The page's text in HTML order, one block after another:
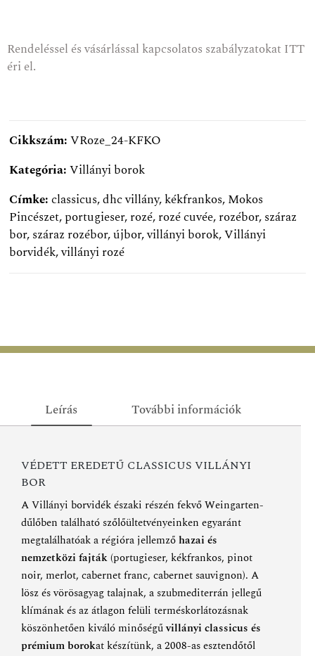
Rendeléssel és vásárlással kapcsolatos szabályzatokatITT
éri el.
Cikkszám:VRoze_24-KFKO
Kategória:Villányi borok
Címke:classicus,dhc villány,kékfrankos,Mokos
Pincészet,portugieser,rozé,rozé cuvée,rozébor,száraz
bor,száraz rozébor,újbor,villányi borok,Villányi
borvidék,villányi rozé
Leírás További információk
VÉDETT EREDETŰ CLASSICUS VILLÁNYI
BOR
A Villányi borvidék északi részén fekvő Weingarten-
dűlőben található szőlőültetvényeinken egyaránt
megtalálhatóak a régióra jellemzőhazai és
nemzetközi fajták(portugieser, kékfrankos, pinot
noir, merlot, cabernet franc, cabernet sauvignon). A
lösz és vörösagyag talajnak, a szubmediterrán jellegű
klímának és az átlagon felüli terméskorlátozásnak
köszönhetően kiváló minőségűvillányi classicus és
prémium borokat készítünk, a 2008-as esztendőtől